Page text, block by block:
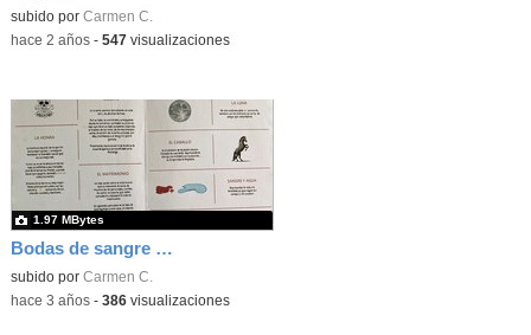
subido por Carmen C.
-hace 2 años- 547visualizaciones
Bodas de sangre L. Labanda
subido por Carmen C.
1.97 MBytes
-hace 3 años- 386visualizaciones